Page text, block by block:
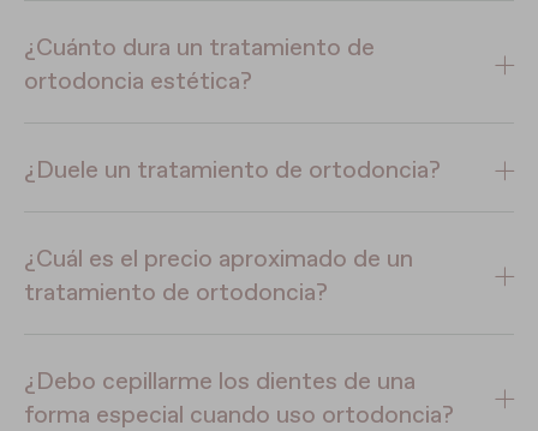
¿Cuánto dura un tratamiento de
ortodoncia estética?
¿Duele un tratamiento de ortodoncia?
¿Cuál es el precio aproximado de un
tratamiento de ortodoncia?
¿Debo cepillarme los dientes de una
forma especial cuando uso ortodoncia?